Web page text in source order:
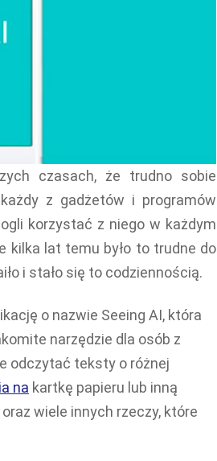
czasach, że trudno sobie
z gadżetów i programów
korzystać z niego w każdym
kilka lat temu było to trudne do
i stało się to codziennością.
o nazwie Seeing AI, która
narzędzie dla osób z
odczytać teksty o różnej
na kartkę papieru lub inną
wiele innych rzeczy, które